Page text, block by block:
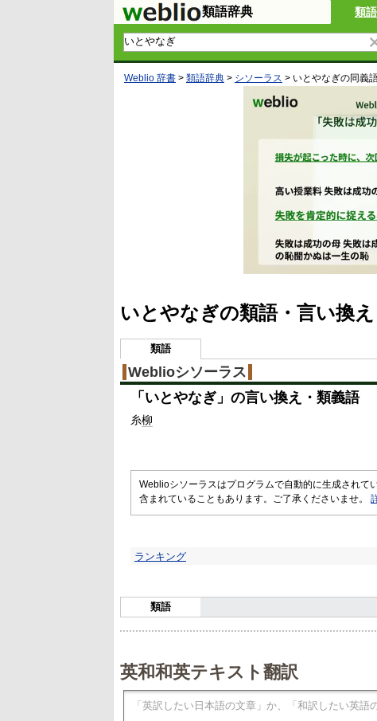
類語辞典 類
Weblio 辞書 > 類語辞典 > シソーラス > いとやなぎの同義
いとやなぎの類語・言い換
類語
Weblioシソーラス
「 いとやなぎ 」の言い換え・類義語
糸柳
Weblioシソーラスはプログラムで自動的に生成されて
含まれていることもあります。ご了承くださいませ。
ランキング
類語
英和和英テキスト翻訳